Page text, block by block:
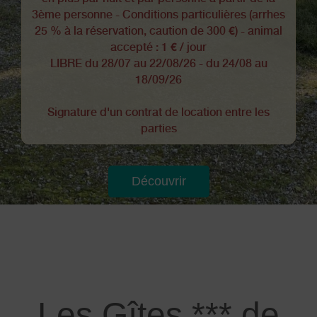
3ème personne - Conditions particulières (arrhes
25 % à la réservation, caution de 300 €) - animal
accepté : 1 € / jour
LIBRE du 28/07 au 22/08/26 - du 24/08 au
18/09/26
Signature d'un contrat de location entre les
parties
Découvrir